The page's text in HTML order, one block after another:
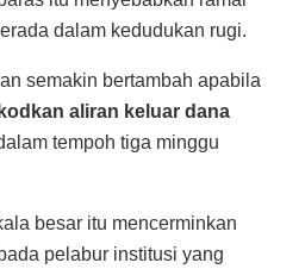
dalam kedudukan rugi.
semakin bertambah apabila
aliran keluar dana
tempoh tiga minggu
besar itu mencerminkan
pelabur institusi yang